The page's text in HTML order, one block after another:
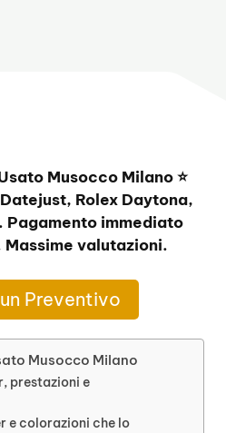
Musocco Milano ⭐
Rolex Daytona,
Pagamento immediato
valutazioni.
Preventivo
Musocco Milano
prestazioni e
e colorazioni che lo